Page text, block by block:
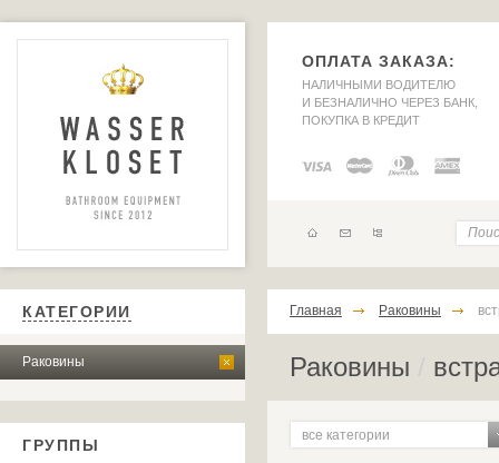
ОПЛАТА ЗАКАЗА:
НАЛИЧНЫМИ ВОДИТЕЛЮ
И БЕЗНАЛИЧНО ЧЕРЕЗ БАНК,
ПОКУПКА В КРЕДИТ
КАТЕГОРИИ
Раковины
ГРУППЫ
Главная Раковины
Раковины
все категории